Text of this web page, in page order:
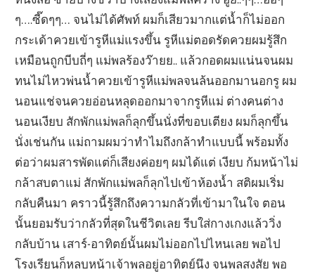
ๆ….ซี๊ดๆๆ… จนไม่ได้ศัพท์ ผมก็เสียวมากแต่น้ำก็ไม่ออก
กระเด้าควยเข้ารูหีแม่แรงขึ้น รูหีแม่ตอดรัดควยผมรู้สึก
เหมือนถูกบีบถี่ๆ แม่พลร้องว๊ายย.. แล้วกอดผมแน่นจนผม
ทนไม่ไหวพ่นน้ำควยเข้ารูหีแม่พลจนล้นออกมานอกรู ผม
นอนแช่จนควยอ่อนหลุดออกมาจากรูหีแม่ ต่างคนต่าง
นอนเงียบ สักพักแม่พลก็ลุกขึ้นนั่งที่ขอบเตียง ผมก็ลุกขึ้น
นั่งเช่นกัน แม่ถามผมว่าทำไมถึงกล้าทำแบบนี้ พร้อมทั้ง
ต่อว่าผมสารพัดแต่ก็เสียงค่อยๆ ผมได้แต่ เงียบ ก้มหน้าไม่
กล้าสบตาแม่ สักพักแม่พลก็ลุกไปเข้าห้องน้ำ สติผมเริ่ม
กลับคืนมา คราวนี้รู้สึกถึงความกลัวที่เข้ามาในใจ ตอน
นั้นยอมรับว่ากลัวที่สุดในชีวิตเลย รีบใส่กางเกงแล้ววิ่ง
กลับบ้าน เสาร์-อาทิตย์นั้นผมไม่ออกไปไหนเลย พอไป
โรงเรียนก็หลบหน้าเจ้าพลอยู่อาทิตย์นึง จนพลสงสัย พอ